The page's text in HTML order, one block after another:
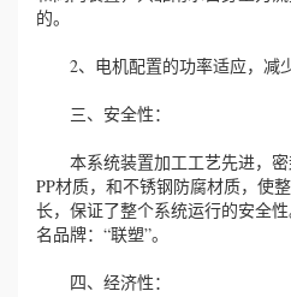
的。
2、电机配置的功率适应，减少
三、安全性：
本系统装置加工工艺先进，密
PP材质，和不锈钢防腐材质，使
长，保证了整个系统运行的安全
名品牌：“联塑”。
四、经济性：